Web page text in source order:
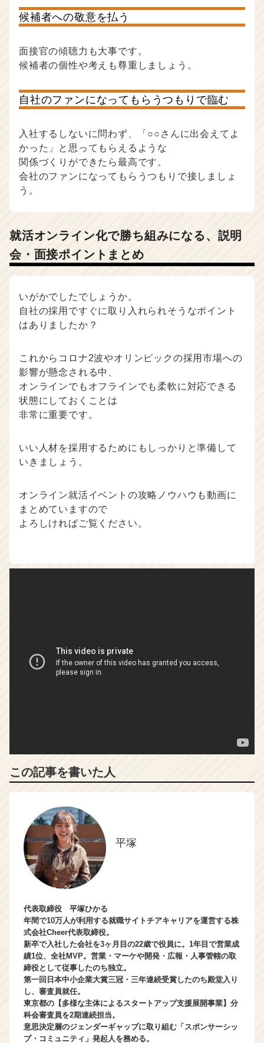
候補者への敬意を払う
面接官の傾聴力も大事です。
候補者の個性や考えも尊重しましょう。
自社のファンになってもらうつもりで臨む
入社するしないに問わず、「○○さんに出会えてよ
かった」と思ってもらえるような
関係づくりができたら最高です。
会社のファンになってもらうつもりで接しましょ
う。
就活オンライン化で勝ち組みになる、説明
会・面接ポイントまとめ
いがかでしたでしょうか。
自社の採用ですぐに取り入れられそうなポイント
はありましたか？
これからコロナ2波やオリンピックの採用市場への
影響が懸念される中、
オンラインでもオフラインでも柔軟に対応できる
状態にしておくことは
非常に重要です。
いい人材を採用するためにもしっかりと準備して
いきましょう。
オンライン就活イベントの攻略ノウハウも動画に
まとめていますので
よろしければご覧ください。
この記事を書いた人
平塚
代表取締役 平塚ひかる
年間で10万人が利用する就職サイトチアキャリアを運営する株
式会社Cheer代表取締役。
新卒で入社した会社を3ヶ月目の22歳で役員に。1年目で営業成
績1位、全社MVP。営業・マーケや開発・広報・人事管轄の取
締役として従事したのち独立。
第一回日本中小企業大賞三冠・三年連続受賞したのち殿堂入り
し、審査員就任。
東京都の【多様な主体によるスタートアップ支援展開事業】分
科会審査員を2期連続担当。
意思決定層のジェンダーギャップに取り組む「スポンサーシッ
プ・コミュニティ」発起人を務める。